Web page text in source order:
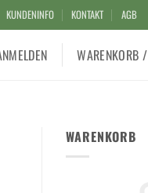
KUNDENINFO KONTAKT AGB
WARENKORB /
WARENKORB